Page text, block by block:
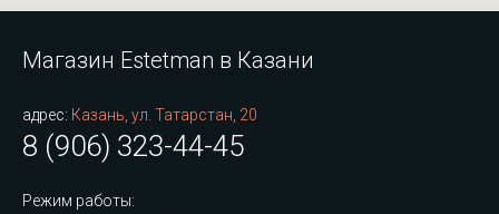
Магазин Estetman в Казани
адрес: Казань, ул. Татарстан, 20
8 (906) 323-44-45
Режим работы: